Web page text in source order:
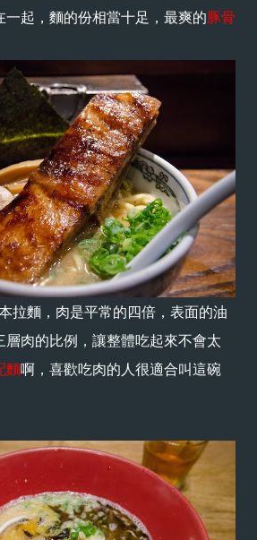
一起，麵的份相當十足，最爽的豚骨
拉麵，肉是平常的四倍，表面的油
層肉的比例，讓整體吃起來不會太
麵啊，喜歡吃肉的人很適合叫這碗